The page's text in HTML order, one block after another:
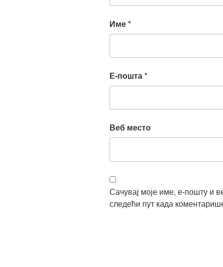
Име*
Е-пошта*
Веб место
Сачувај моје име, е-пошту и
следећи пут када